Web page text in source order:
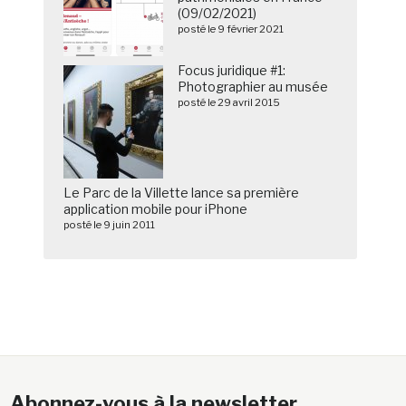
(09/02/2021)
posté le 9 février 2021
Focus juridique #1:
Photographier au musée
posté le 29 avril 2015
Le Parc de la Villette lance sa première
application mobile pour iPhone
posté le 9 juin 2011